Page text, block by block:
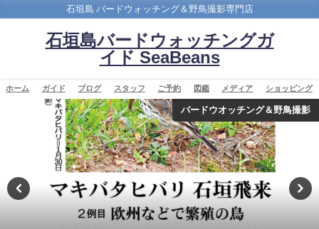
石垣島 バードウォッチング＆野鳥撮影専門店
石垣島バードウォッチングガ
イド SeaBeans
ホーム ガイド ブログ スタッフ ご予約 図鑑 メディア ショッピング
バードウオッチング＆野鳥撮影